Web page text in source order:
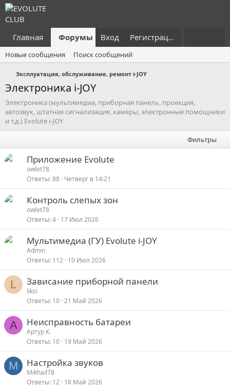
Главная Форумы Что нового?
Вход Регистрация
Новые сообщения Поиск сообщений
Эксплуатация, обслуживание, ремонт i-JOY
Электроника i-JOY
Электроника (мультимедиа, приборная панель, проекция,
автозвук, штатная сигнализация, камеры, электронные помощники
и т.д.) Evolute i-JOY
Фильтры
Приложение Evolute
owlet78
Ответы 88 Четверг в 14:21
Контроль слепых зон
owlet78
Ответы 4 17 Июл 2026
Мультимедиа (ГУ) Evolute i-JOY
Admin
Ответы 112 10 Июл 2026
L Зависание приборной панели
liksi
Ответы 10 21 Май 2026
А Неисправность батареи
Артур К.
Ответы 10 19 Май 2026
M Настройка звуков
Mikhail78
Ответы 12 18 Май 2026